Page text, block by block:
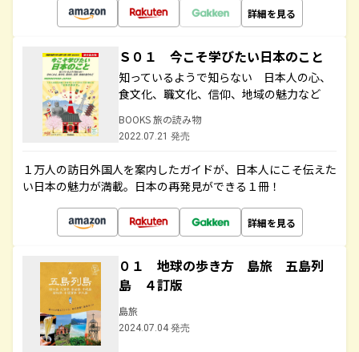
詳細を見る
Ｓ０１ 今こそ学びたい日本のこと
知っているようで知らない 日本人の心、
食文化、職文化、信仰、地域の魅力など
BOOKS 旅の読み物
2022.07.21 発売
１万人の訪日外国人を案内したガイドが、日本人にこそ伝えた
い日本の魅力が満載。日本の再発見ができる１冊！
詳細を見る
０１ 地球の歩き方 島旅 五島列
島 ４訂版
島旅
2024.07.04 発売